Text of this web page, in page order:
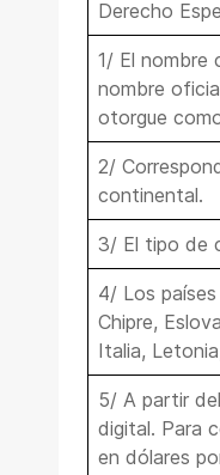
Derecho
1/ El nombre
nombre
otorgue
2/
continental.
3/ El tipo de
4/ Los
Chipre,
Italia,
5/ A partir
digital. Para
en dólares